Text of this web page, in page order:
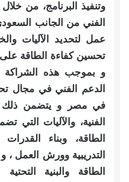
وتنفيذ البرنامج، من
الفني من الجانب
عمل لتحديد الآليات
تحسين كفاءة الطاقة
و بموجب هذه الشراكة
الدعم الفني في مجال
في مصر و يتضمن ذلك
الفنية، والآليات التي
الطاقة، وبناء
التدريبية وورش العمل
الطاقة والبنية